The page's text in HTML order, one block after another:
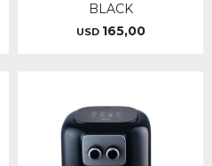
BLACK
USD 165,00